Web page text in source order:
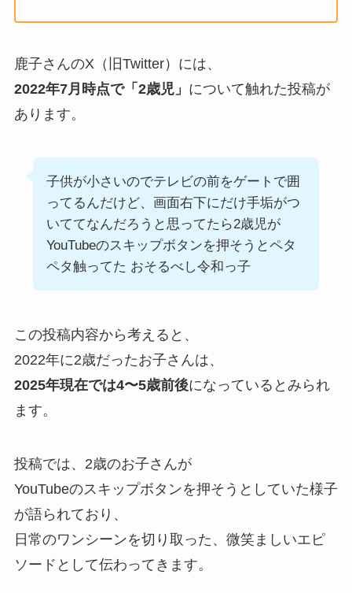
鹿子さんのX（旧Twitter）には、
2022年7月時点で「2歳児」 について触れた投稿が
あります。
子供が小さいのでテレビの前をゲートで囲
ってるんだけど、画面右下にだけ手垢がつ
いててなんだろうと思ってたら2歳児が
YouTubeのスキップボタンを押そうとペタ
ペタ触ってた おそるべし令和っ子
この投稿内容から考えると、
2022年に2歳だったお子さんは、
2025年現在では4〜5歳前後になっているとみられ
ます。
投稿では、2歳のお子さんが
YouTubeのスキップボタンを押そうとしていた様子
が語られており、
日常のワンシーンを切り取った、微笑ましいエピ
ソードとして伝わってきます。